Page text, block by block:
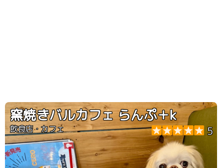
窯焼きバルカフェ らんぷ＋k
飲食店・カフェ 5